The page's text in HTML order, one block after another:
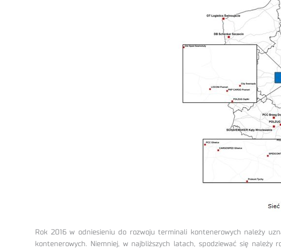
Rok 2016 w odniesieniu do rozwoju terminali kontenerowych należy
kontenerowych. Niemniej, w najbliższych latach, spodziewać się